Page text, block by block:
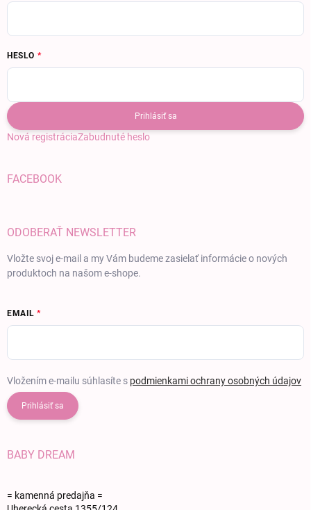
HESLO
Prihlásiť sa
Nová registráciaZabudnuté heslo
FACEBOOK
ODOBERAŤ NEWSLETTER
Vložte svoj e-mail a my Vám budeme zasielať informácie o nových
produktoch na našom e-shope.
EMAIL
Vložením e-mailu súhlasíte s podmienkami ochrany osobných údajov
Prihlásiť sa
BABY DREAM
= kamenná predajňa =